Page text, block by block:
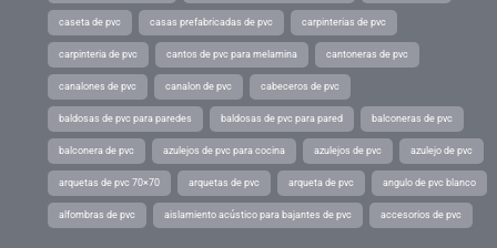
caseta de pvc casas prefabricadas de pvc carpinterias de pvc
carpinteria de pvc cantos de pvc para melamina cantoneras de pvc
canalones de pvc canalon de pvc cabeceros de pvc
baldosas de pvc para paredes baldosas de pvc para pared balconeras de pvc
balconera de pvc azulejos de pvc para cocina azulejos de pvc azulejo de pvc
arquetas de pvc 70×70 arquetas de pvc arqueta de pvc angulo de pvc blanco
alfombras de pvc aislamiento acústico para bajantes de pvc accesorios de pvc